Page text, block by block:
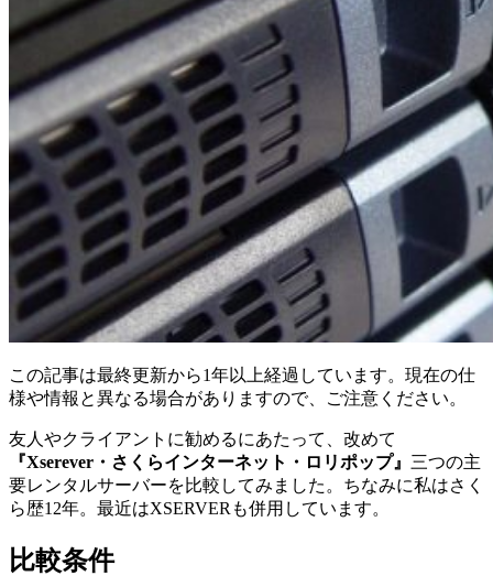
この記事は最終更新から1年以上経過しています。現在の仕
様や情報と異なる場合がありますので、ご注意ください。
友人やクライアントに勧めるにあたって、改めて
『Xserever・さくらインターネット・ロリポップ』 三つの主
要レンタルサーバーを比較してみました。ちなみに私はさく
ら歴12年。最近はXSERVERも併用しています。
比較条件